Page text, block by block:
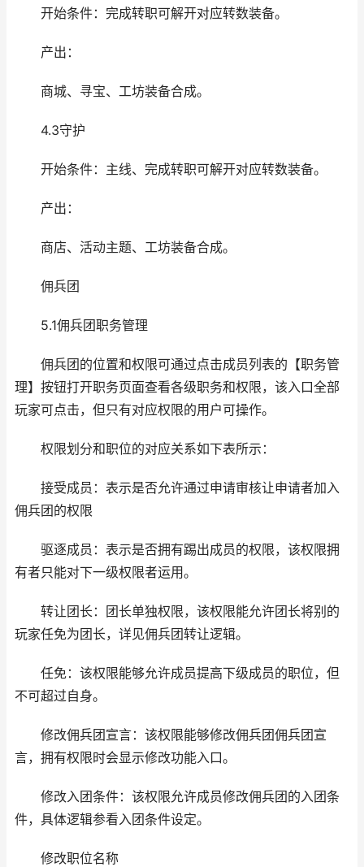
开始条件：完成转职可解开对应转数装备。
产出：
商城、寻宝、工坊装备合成。
4.3守护
开始条件：主线、完成转职可解开对应转数装备。
产出：
商店、活动主题、工坊装备合成。
佣兵团
5.1佣兵团职务管理
佣兵团的位置和权限可通过点击成员列表的【职务管
理】按钮打开职务页面查看各级职务和权限，该入口全部
玩家可点击，但只有对应权限的用户可操作。
权限划分和职位的对应关系如下表所示：
接受成员：表示是否允许通过申请审核让申请者加入
佣兵团的权限
驱逐成员：表示是否拥有踢出成员的权限，该权限拥
有者只能对下一级权限者运用。
转让团长：团长单独权限，该权限能允许团长将别的
玩家任免为团长，详见佣兵团转让逻辑。
任免：该权限能够允许成员提高下级成员的职位，但
不可超过自身。
修改佣兵团宣言：该权限能够修改佣兵团佣兵团宣
言，拥有权限时会显示修改功能入口。
修改入团条件：该权限允许成员修改佣兵团的入团条
件，具体逻辑参看入团条件设定。
修改职位名称